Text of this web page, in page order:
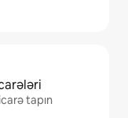
tapın